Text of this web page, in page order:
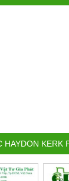
HAYDON KERK